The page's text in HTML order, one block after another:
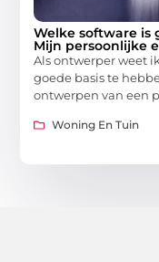
Welke software is
Mijn persoonlijke
Als ontwerper weet
goede basis te
ontwerpen van een
Woning En Tuin